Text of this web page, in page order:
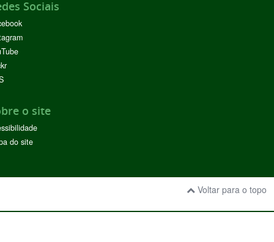
Sociais
o site
do site
Voltar para o topo